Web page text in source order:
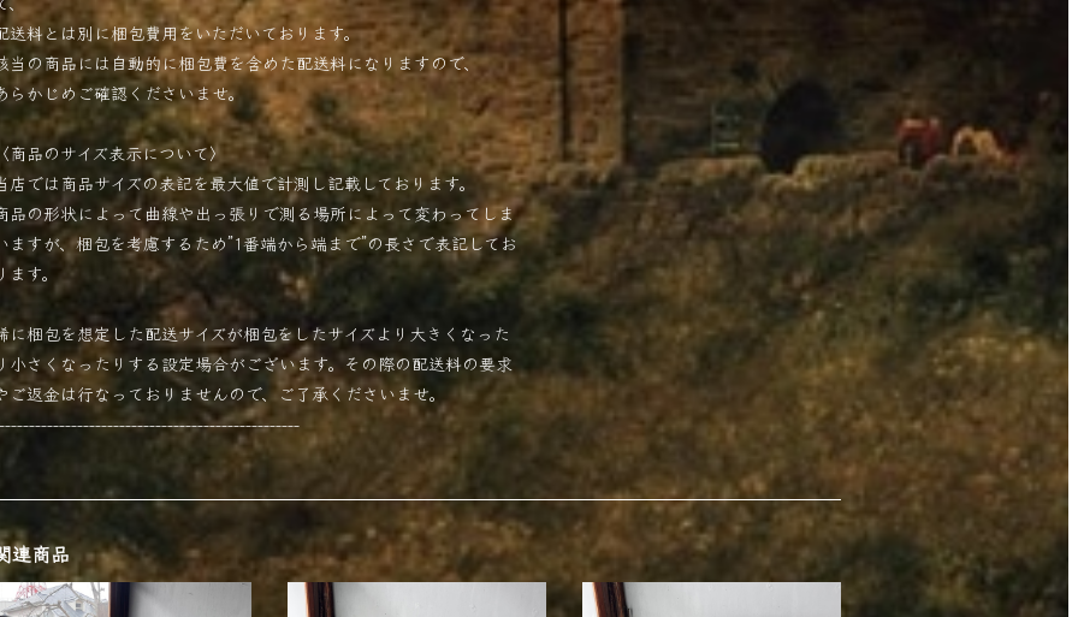
送料とは別に梱包費用をいただいております。
当の商品には自動的に梱包費を含めた配送料になりますので、
らかじめご確認くださいませ。
商品のサイズ表示について〉
店では商品サイズの表記を最大値で計測し記載しております。
品の形状によって曲線や出っ張りで測る場所によって変わってしま
ますが、梱包を考慮するため”1番端から端まで”の長さで表記してお
ます。
に梱包を想定した配送サイズが梱包をしたサイズより大きくなった
小さくなったりする設定場合がございます。その際の配送料の要求
ご返金は行なっておりませんので、ご了承くださいませ。
連商品